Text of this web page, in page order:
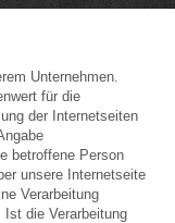
Unternehmen.
für die
der Internetseiten
betroffene Person
unsere Internetseite
Verarbeitung
Ist die Verarbeitung